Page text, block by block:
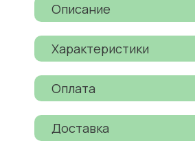
Описание
Характеристики
Оплата
Доставка